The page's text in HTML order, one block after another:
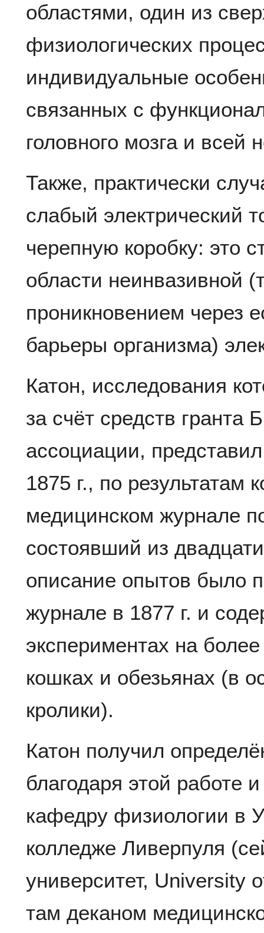
областями, один из
физиологических
индивидуальные
связанных с
головного мозга и всей
Также, практически
слабый электрический
черепную коробку: это
области неинвазивной
проникновением через
барьеры организма)
Катон, исследования
за счёт средств гранта
ассоциации,
1875 г., по результатам
медицинском журнале
состоявший из
описание опытов было
журнале в 1877 г. и
экспериментах на
кошках и обезьянах (в
кролики).
Катон получил
благодаря этой работе
кафедру физиологии в
колледже Ливерпуля
университет, University
там деканом